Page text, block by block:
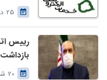
25 دی 1397
رییس
20 شهریور 1400